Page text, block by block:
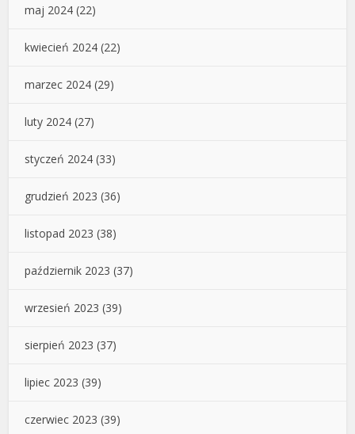
maj 2024 (22)
kwiecień 2024 (22)
marzec 2024 (29)
luty 2024 (27)
styczeń 2024 (33)
grudzień 2023 (36)
listopad 2023 (38)
październik 2023 (37)
wrzesień 2023 (39)
sierpień 2023 (37)
lipiec 2023 (39)
czerwiec 2023 (39)